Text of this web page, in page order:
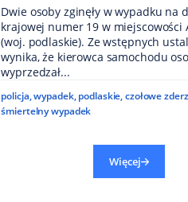
Dwie osoby zginęły w wypadku na
krajowej numer 19 w miejscowości
(woj. podlaskie). Ze wstępnych
wynika, że kierowca samochodu
wyprzedzał...
policja,wypadek, podlaskie,czołowe
śmiertelny wypadek
Więcej